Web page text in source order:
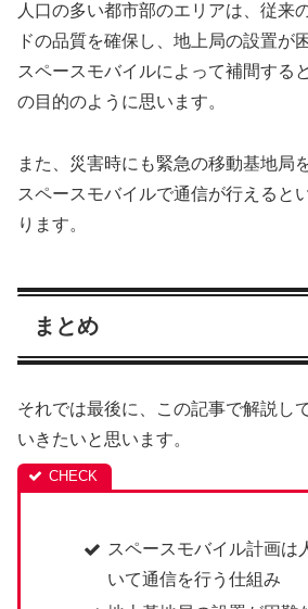
人口の多い都市部のエリアは、従来
ドの品質を確保し、地上局の設置が
スペースモバイルによって補間する
の目的のように思います。
また、災害時にも緊急の移動基地局
スペースモバイルで通信が行えると
ります。
まとめ
それでは最後に、この記事で解説し
いきたいと思います。
スペースモバイル計画は
いて通信を行う仕組み